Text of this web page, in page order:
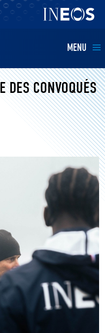
MENU
DES CONVOQUÉS